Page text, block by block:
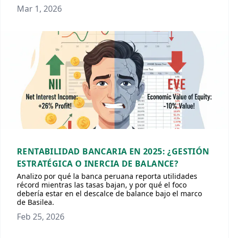
Mar 1, 2026
RENTABILIDAD BANCARIA EN 2025: ¿GESTIÓN
ESTRATÉGICA O INERCIA DE BALANCE?
Analizo por qué la banca peruana reporta utilidades
récord mientras las tasas bajan, y por qué el foco
debería estar en el descalce de balance bajo el marco
de Basilea.
Feb 25, 2026